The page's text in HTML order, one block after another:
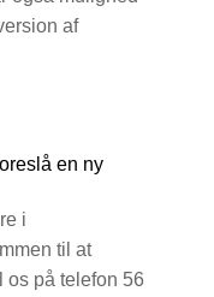
af
en ny
i
til at
os på telefon 56